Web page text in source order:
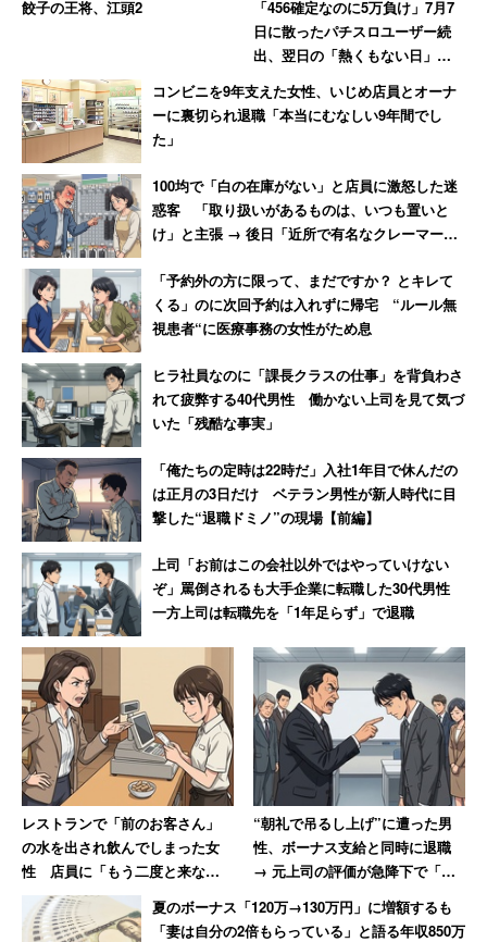
を無駄にする風潮があっていいの？ と心配になってしま
う部分もあるが、それはそれ。
冒頭でも書いたようにメーカーが台をリリースすることで
雇用が維持されている部分はある。それに、新台を導入し
たいホールもたくさんあるのだ。そしてそのホールには、
なんだかんだ新台目当てのお客もまだまだ大勢いるのであ
る。
「新台リリースペースが早い」と文句をつけ
たかと思えば、「新台打ちたい」と言っちゃ
うのが客
本スレッドにもそういった新台を求めるユーザーの書き込
みがある。ちょっと引用させていただきたい。
「客が飛びつくから仕方ない。SAOだってリングに稼働負
けたしそのリングだってかぐや出たらかぐやに稼働負け
る。未だに客は新台打ちたがる」
結局これなんだよね。「新台もういいよ」とか言いつつ、
なんか新台座っちゃうって人は今も昔も大勢いるのだ。目
新しさには勝てないってことなんだろうなぁ。それに新台
期間中は「釘が甘いんじゃないかな」と期待して打っちゃ
う人も多いだろうし。釘が甘い台を打てばそれだけ勝ちや
すくなるから、これは全然正攻法の打ち方なんだけどね。
餃子の王将、江頭2
「456確定なのに5万負け」7月7
日に散ったパチスロユーザー続
出、翌日の「熱くもない日」に
10万負けた猛者も
コンビニを9年支えた女性、いじめ店員とオーナ
ーに裏切られ退職「本当にむなしい9年間でし
た」
100均で「白の在庫がない」と店員に激怒した迷
惑客 「取り扱いがあるものは、いつも置いと
け」と主張 → 後日「近所で有名なクレーマー」
「予約外の方に限って、まだですか？ とキレて
くる」のに次回予約は入れずに帰宅 “ルール無
視患者“に医療事務の女性がため息
ヒラ社員なのに「課長クラスの仕事」を背負わさ
れて疲弊する40代男性 働かない上司を見て気づ
いた「残酷な事実」
「俺たちの定時は22時だ」入社1年目で休んだの
は正月の3日だけ ベテラン男性が新人時代に目
撃した“退職ドミノ”の現場【前編】
上司「お前はこの会社以外ではやっていけない
ぞ」罵倒されるも大手企業に転職した30代男性
一方上司は転職先を「1年足らず」で退職
レストランで「前のお客さん」
の水を出され飲んでしまった女
性 店員に「もう二度と来な
い」と言い放つ→「今はその店
はありません（笑）」
“朝礼で吊るし上げ”に遭った男
性、ボーナス支給と同時に退職
→ 元上司の評価が急降下で「ザ
夏のボーナス「120万→130万円」に増額するも
「妻は自分の2倍もらっている」と語る年収850万